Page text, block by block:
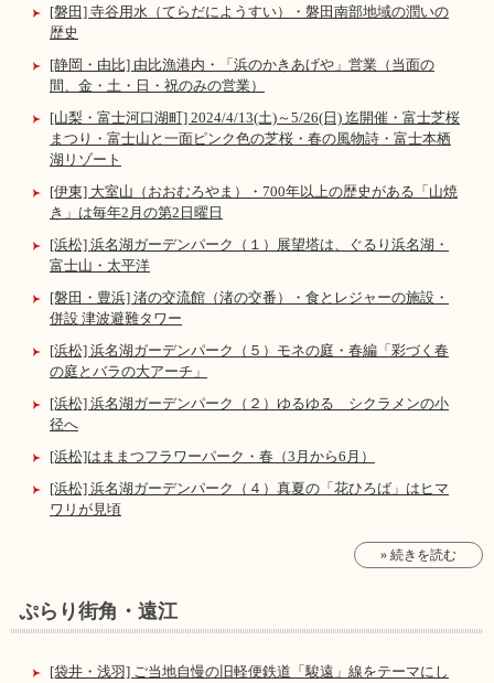
[磐田] 寺谷用水（てらだにようすい）・磐田南部地域の潤いの
歴史
[静岡・由比] 由比漁港内・「浜のかきあげや」営業（当面の
間、金・土・日・祝のみの営業）
[山梨・富士河口湖町] 2024/4/13(土)～5/26(日) 迄開催・富士芝桜
まつり・富士山と一面ピンク色の芝桜・春の風物詩・富士本栖
湖リゾート
[伊東] 大室山（おおむろやま）・700年以上の歴史がある「山焼
き」は毎年2月の第2日曜日
[浜松] 浜名湖ガーデンパーク（１）展望塔は、ぐるり浜名湖・
富士山・太平洋
[磐田・豊浜] 渚の交流館（渚の交番）・食とレジャーの施設・
併設 津波避難タワー
[浜松] 浜名湖ガーデンパーク（５）モネの庭・春編「彩づく春
の庭とバラの大アーチ」
[浜松] 浜名湖ガーデンパーク（２）ゆるゆる シクラメンの小
径へ
[浜松]はままつフラワーパーク・春（3月から6月）
[浜松] 浜名湖ガーデンパーク（４）真夏の「花ひろば」はヒマ
ワリが見頃
» 続きを読む
ぷらり街角・遠江
[袋井・浅羽] ご当地自慢の旧軽便鉄道「駿遠」線をテーマにし